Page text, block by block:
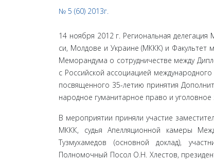
№ 5 (60) 2013г.
14 ноября 2012 г. Региональная
си, Молдове и Украине (МККК) и
Меморандума о сотрудничестве между
с Российской ассоциацией
посвященного 35-летию принятия
народное гуманитарное право и уголовное
В мероприятии приняли участие
МККК, судья Апелляционной камеры
Тузмухамедов (основной доклад),
Полномочный Посол О.Н. Хлестов,